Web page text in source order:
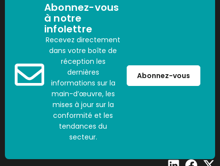
Abonnez-vous
à notre
infolettre
Recevez directement
dans votre boîte de
réception les
dernières
informations sur la
main-d’œuvre, les
mises à jour sur la
conformité et les
tendances du
secteur.
Abonnez-vous